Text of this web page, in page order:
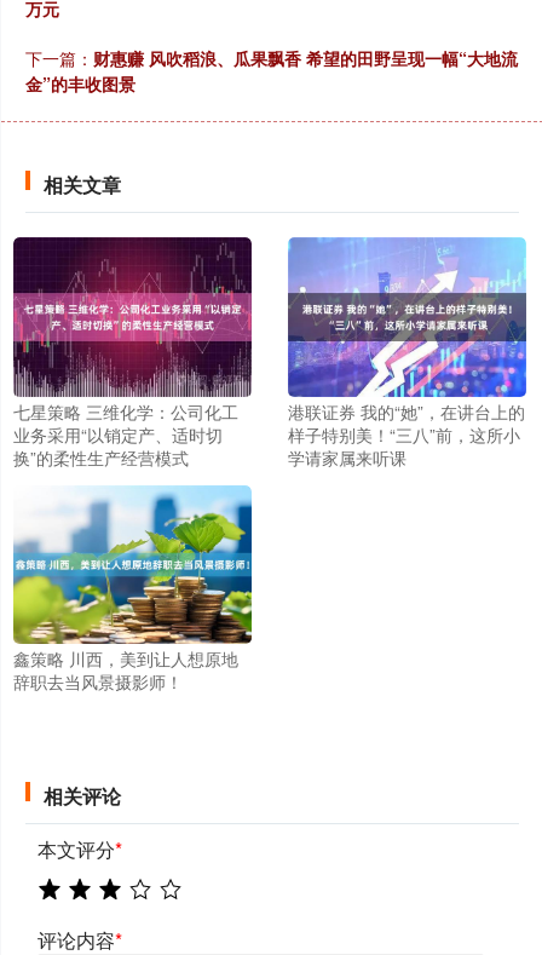
万元
下一篇： 财惠赚 风吹稻浪、瓜果飘香 希望的田野呈现一幅“大地流
金”的丰收图景
相关文章
七星策略 三维化学：公司化工
业务采用“以销定产、适时切
换”的柔性生产经营模式
港联证券 我的“她”，在讲台上的
样子特别美！“三八”前，这所小
学请家属来听课
鑫策略 川西，美到让人想原地
辞职去当风景摄影师！
相关评论
本文评分*
评论内容*